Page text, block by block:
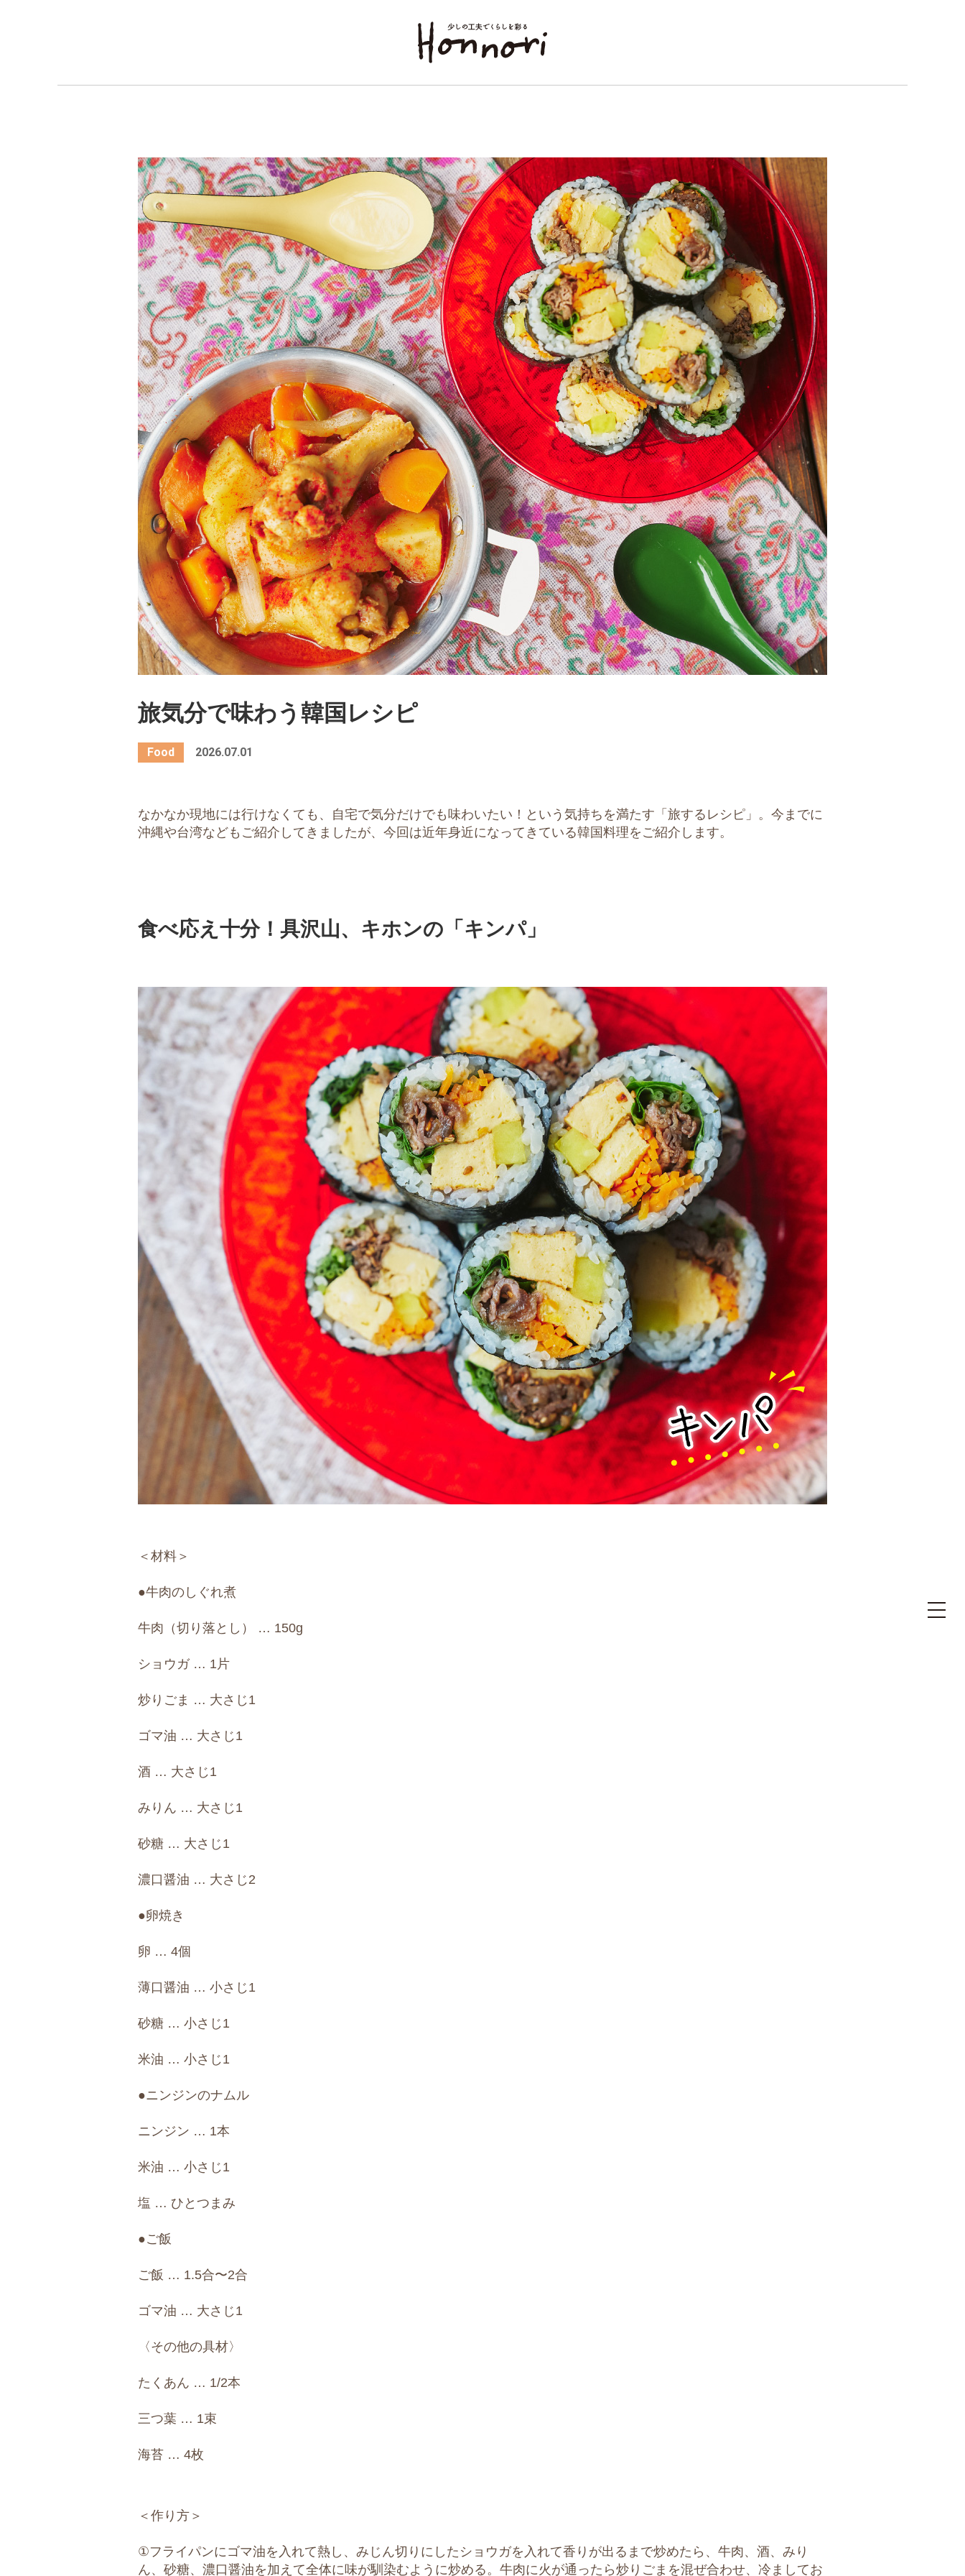
旅気分で味わう韓国レシピ
2026.07.01
なかなか現地には行けなくても、自宅で気分だけでも味わいたい！という気持ちを満たす「旅するレシピ」。今までに
沖縄や台湾などもご紹介してきましたが、今回は近年身近になってきている韓国料理をご紹介します。
食べ応え十分！具沢山、キホンの「キンパ」
＜材料＞
●牛肉のしぐれ煮
牛肉（切り落とし） … 150g
ショウガ … 1片
炒りごま … 大さじ1
ゴマ油 … 大さじ1
酒 … 大さじ1
みりん … 大さじ1
砂糖 … 大さじ1
濃口醤油 … 大さじ2
●卵焼き
卵 … 4個
薄口醤油 … 小さじ1
砂糖 … 小さじ1
米油 … 小さじ1
●ニンジンのナムル
ニンジン … 1本
米油 … 小さじ1
塩 … ひとつまみ
●ご飯
ご飯 … 1.5合〜2合
ゴマ油 … 大さじ1
〈その他の具材〉
たくあん … 1/2本
三つ葉 … 1束
海苔 … 4枚
＜作り方＞
①フライパンにゴマ油を入れて熱し、みじん切りにしたショウガを入れて香りが出るまで炒めたら、牛肉、酒、みり
ん、砂糖、濃口醤油を加えて全体に味が馴染むように炒める。牛肉に火が通ったら炒りごまを混ぜ合わせ、冷ましてお
toggle